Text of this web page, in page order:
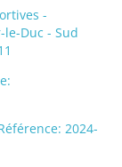
-
Duc - Sud
2024-